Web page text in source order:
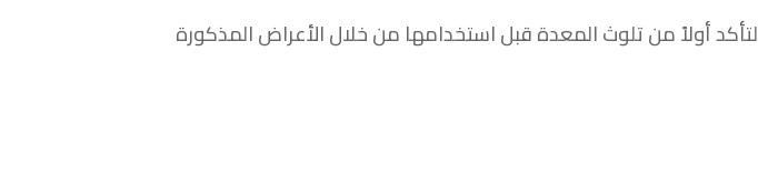
أولاً من تلوث المعدة قبل استخدامها من خلال الأعراض المذكورة